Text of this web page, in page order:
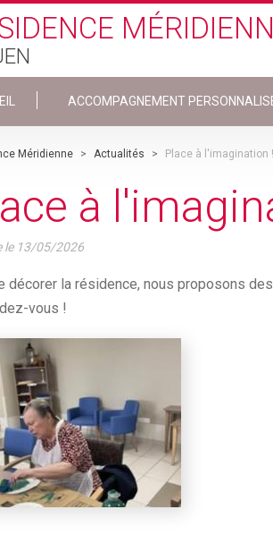
ACCOMPAGNEMENT
Méridienne > Actualités > Place à l'imagination !
à
le 13/05/2026
décorer la résidence, nous proposons
vous !